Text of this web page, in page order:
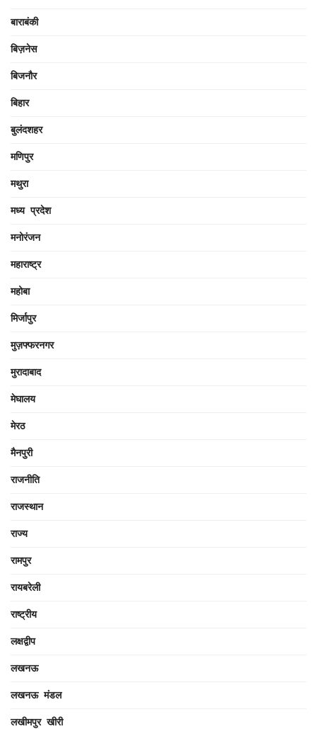
बाराबंकी
बिज़नेस
बिजनौर
बिहार
बुलंदशहर
मणिपुर
मथुरा
मध्य प्रदेश
मनोरंजन
महाराष्ट्र
महोबा
मिर्जापुर
मुज़फ्फरनगर
मुरादाबाद
मेघालय
मेरठ
मैनपुरी
राजनीति
राजस्थान
राज्य
रामपुर
रायबरेली
राष्ट्रीय
लक्षद्वीप
लखनऊ
लखनऊ मंडल
लखीमपुर खीरी